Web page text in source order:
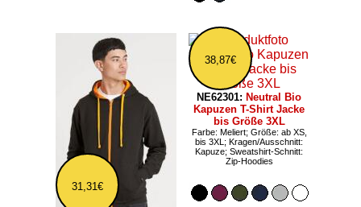
31,31€
38,87€
NE62301: Neutral Bio
Kapuzen T-Shirt Jacke
bis Größe 3XL
Farbe: Meliert; Größe: ab XS,
bis 3XL; Kragen/Ausschnitt:
Kapuze; Sweatshirt-Schnitt:
Zip-Hoodies